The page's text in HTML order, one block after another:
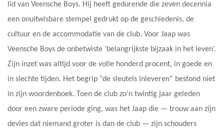
lid van Veensche Boys. Hij heeft gedurende die zeven decennia
een onuitwisbare stempel gedrukt op de geschiedenis, de
cultuur en de accommodatie van de club. Voor Jaap was
Veensche Boys de onbetwiste ‘belangrijkste bijzaak in het leven’.
Zijn inzet was altijd voor de volle honderd procent, in goede en
in slechte tijden. Het begrip “de sleutels inleveren” bestond niet
in zijn woordenboek. Toen de club zo’n twintig jaar geleden
door een zware periode ging, was het Jaap die — trouw aan zijn
devies dat niemand groter is dan de club — zijn schouders